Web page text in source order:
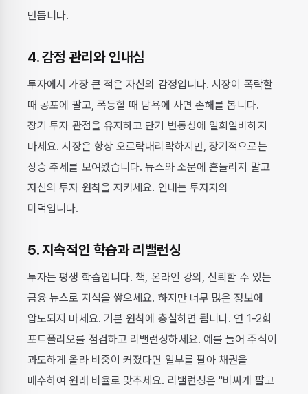
만듭니다.
4. 감정 관리와 인내심
투자에서 가장 큰 적은 자신의 감정입니다. 시장이 폭락할
때 공포에 팔고, 폭등할 때 탐욕에 사면 손해를 봅니다.
장기 투자 관점을 유지하고 단기 변동성에 일희일비하지
마세요. 시장은 항상 오르락내리락하지만, 장기적으로는
상승 추세를 보여왔습니다. 뉴스와 소문에 흔들리지 말고
자신의 투자 원칙을 지키세요. 인내는 투자자의
미덕입니다.
5. 지속적인 학습과 리밸런싱
투자는 평생 학습입니다. 책, 온라인 강의, 신뢰할 수 있는
금융 뉴스로 지식을 쌓으세요. 하지만 너무 많은 정보에
압도되지 마세요. 기본 원칙에 충실하면 됩니다. 연 1-2회
포트폴리오를 점검하고 리밸런싱하세요. 예를 들어 주식이
과도하게 올라 비중이 커졌다면 일부를 팔아 채권을
매수하여 원래 비율로 맞추세요. 리밸런싱은 "비싸게 팔고